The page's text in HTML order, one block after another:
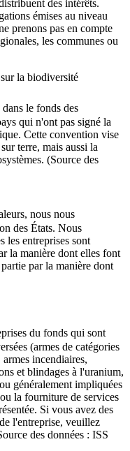
des intérêts.
émises au niveau
prenons pas en compte
les communes ou
la biodiversité
le fonds des
qui n'ont pas signé la
Cette convention vise
terre, mais aussi la
(Source des
nous nous
des États. Nous
les entreprises sont
la manière dont elles font
par la manière dont
du fonds qui sont
(armes de catégories
incendiaires,
et blindages à l'uranium,
généralement impliquées
la fourniture de services
Si vous avez des
l'entreprise, veuillez
des données : ISS